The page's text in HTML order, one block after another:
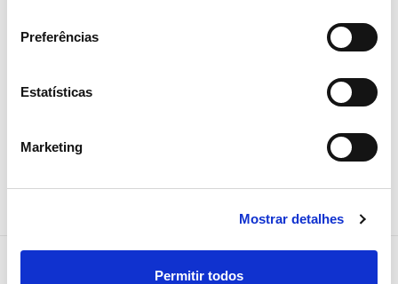
Preferências
Estatísticas
Marketing
Mostrar detalhes
Permitir todos
elétrico.
Partilhar notícia